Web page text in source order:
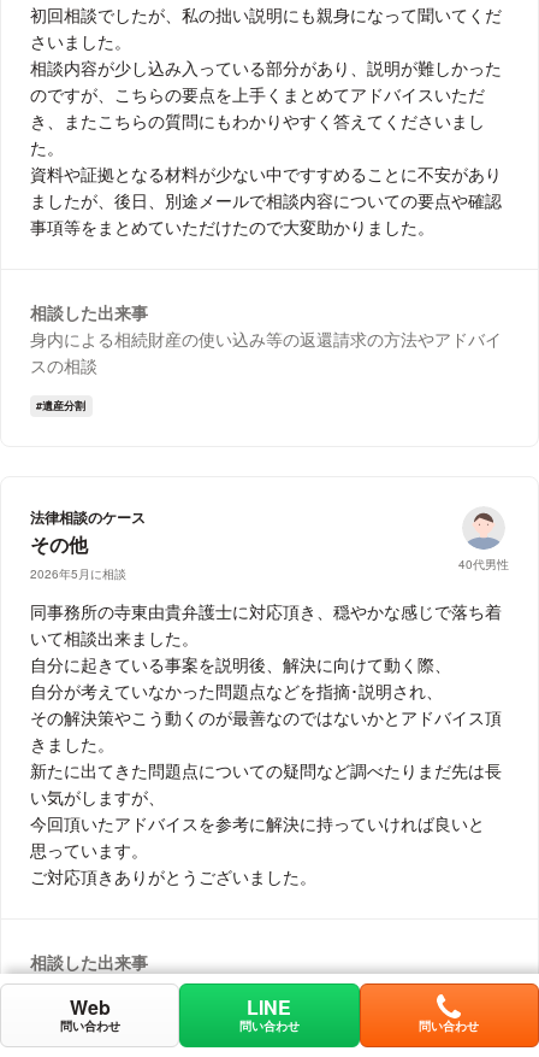
初回相談でしたが、私の拙い説明にも親身になって聞いてくだ
さいました。
相談内容が少し込み入っている部分があり、説明が難しかった
のですが、こちらの要点を上手くまとめてアドバイスいただ
き、またこちらの質問にもわかりやすく答えてくださいまし
た。
資料や証拠となる材料が少ない中ですすめることに不安があり
ましたが、後日、別途メールで相談内容についての要点や確認
事項等をまとめていただけたので大変助かりました。
相談した出来事
身内による相続財産の使い込み等の返還請求の方法やアドバイ
スの相談
遺産分割
法律相談のケース
その他
2026年5月に相談
40代男性
同事務所の寺東由貴弁護士に対応頂き、穏やかな感じで落ち着
いて相談出来ました。
自分に起きている事案を説明後、解決に向けて動く際、
自分が考えていなかった問題点などを指摘･説明され、
その解決策やこう動くのが最善なのではないかとアドバイス頂
きました。
新たに出てきた問題点についての疑問など調べたりまだ先は長
い気がしますが、
今回頂いたアドバイスを参考に解決に持っていければ良いと
思っています。
ご対応頂きありがとうございました。
相談した出来事
共有持分の解消について相談しました。
実際に行動に移した際に出てくるであろう疑問点などを少しで
も解消すべく相談した次第です。
Web
問い合わせ
LINE
問い合わせ 電話
問い合わせ